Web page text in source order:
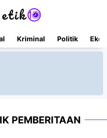
Kriminal Politik
PEMBERITAAN